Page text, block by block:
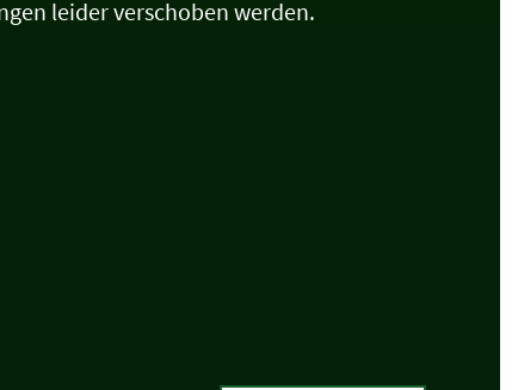
leider verschoben werden.